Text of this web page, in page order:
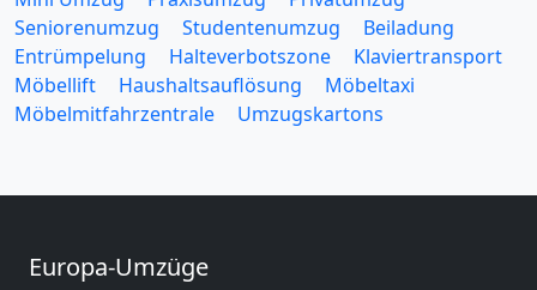
Seniorenumzug
Studentenumzug
Beiladung
Entrümpelung
Halteverbotszone
Klaviertransport
Möbellift
Haushaltsauflösung
Möbeltaxi
Möbelmitfahrzentrale
Umzugskartons
Europa-Umzüge